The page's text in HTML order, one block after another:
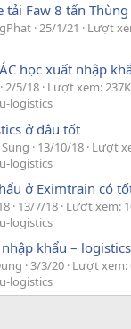
tải Faw 8 tấn
25/1/21
Lượt
học xuất nhập
2/5/18 Lượt xem: 237K
logistics
ở đâu tốt
13/10/18 Lượt
logistics
ở Eximtrain có
13/7/18 Lượt xem:
logistics
khẩu –
3/3/20 Lượt xem:
logistics